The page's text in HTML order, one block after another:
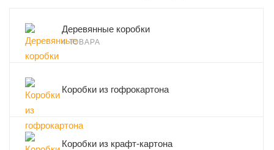
Деревянные коробки
4 ТОВАРА
Коробки из гофрокартона
Коробки из крафт-картона